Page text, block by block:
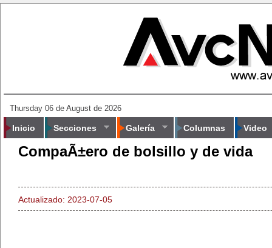
Thursday 06 de August de 2026
Inicio Secciones Galería Columnas Video
CompaÃ±ero de bolsillo y de vida
Actualizado: 2023-07-05